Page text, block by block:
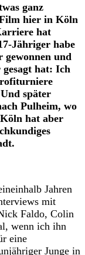
ganz
Film hier in Köln
hat
Jähriger habe
und
gesagt hat: Ich
später
Pulheim, wo
hat aber
Jahren
mit
Faldo, Colin
wenn ich ihn
eine
Junge in